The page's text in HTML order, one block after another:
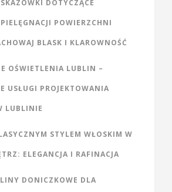
DOTYCZĄCE
POWIERZCHNI
BLASK I KLAROWNOŚĆ
OŚWIETLENIA LUBLIN –
USŁUGI PROJEKTOWANIA
LUBLINIE
STYLEM WŁOSKIM W
ELEGANCJA I RAFINACJA
DONICZKOWE DLA